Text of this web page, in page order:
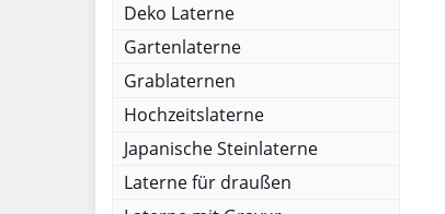
Deko Laterne
Gartenlaterne
Grablaternen
Hochzeitslaterne
Japanische Steinlaterne
Laterne für draußen